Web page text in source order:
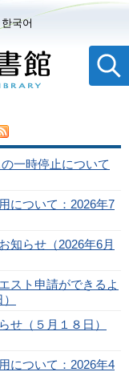
한국어
一時停止について
について：2026年7
知らせ（2026年6月
スト申請ができるよ
せ（５月１８日）
について：2026年4